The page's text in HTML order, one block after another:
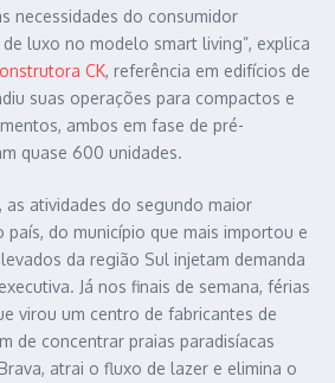
necessidades do consumidor
luxo no modelo smart living”, explica
CK, referência em edifícios de
suas operações para compactos e
ambos em fase de pré-
quase 600 unidades.
as atividades do segundo maior
do município que mais importou e
da região Sul injetam demanda
Já nos finais de semana, férias
virou um centro de fabricantes de
de concentrar praias paradisíacas
atrai o fluxo de lazer e elimina o